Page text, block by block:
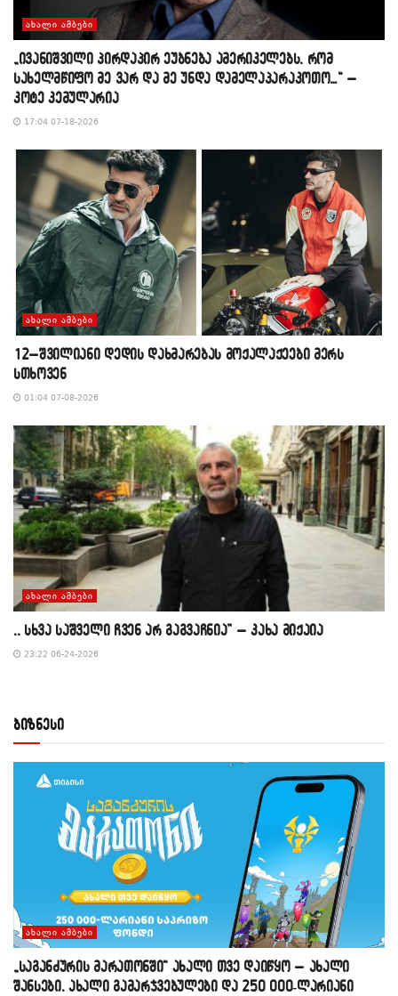
ᲐᲮᲐᲚᲘ ᲐᲛᲑᲔᲑᲘ
„ივანიშვილი პირდაპირ ეუბნება ამერიკელებს, რომ
სახელმწიფო მე ვარ და მე უნდა დამელაპარაკოთო…“ –
კოტე კემულარია
17:04 07-18-2026
ᲐᲮᲐᲚᲘ ᲐᲛᲑᲔᲑᲘ
12–შვილიანი დედის დახმარებას მოქალაქეები მერს
სთხოვენ
01:04 07-08-2026
ᲐᲮᲐᲚᲘ ᲐᲛᲑᲔᲑᲘ
,, სხვა საშველი ჩვენ არ გაგვაჩნია” – კახა მიქაია
23:22 06-24-2026
ბიზნესი
ᲐᲮᲐᲚᲘ ᲐᲛᲑᲔᲑᲘ
„საგანძურის მარათონში“ ახალი თვე დაიწყო – ახალი
შანსები, ახალი გამარჯვებულები და 250 000-ლარიანი